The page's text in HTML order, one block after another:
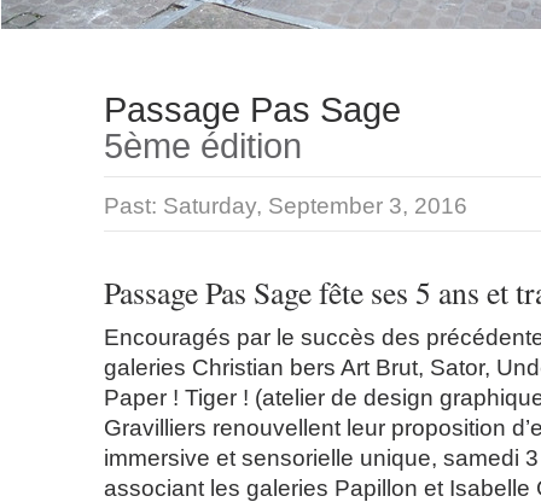
Passage Pas Sage
5ème édition
Past: Saturday, September 3, 2016
Passage Pas Sage fête ses 5 ans et
Encouragés par le succès des
galeries Christian bers Art Brut, Sator,
Paper ! Tiger ! (atelier de design
Gravilliers renouvellent leur proposition
immersive et sensorielle unique, samedi
associant les galeries Papillon et Isabelle